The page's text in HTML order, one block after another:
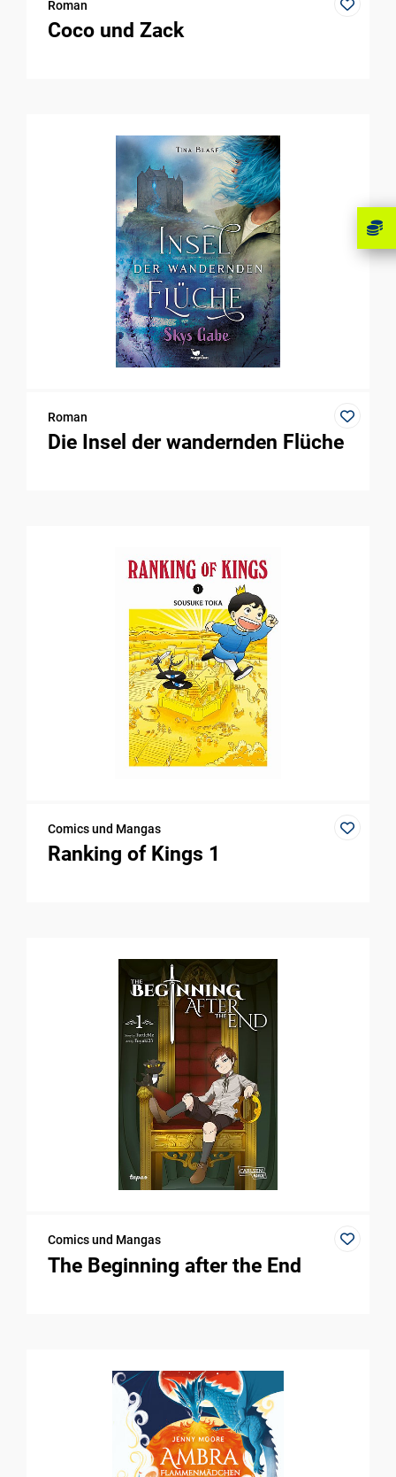
Roman
Coco und Zack
Roman
Die Insel der wandernden Flüche
Comics und Mangas
Ranking of Kings 1
Comics und Mangas
The Beginning after the End